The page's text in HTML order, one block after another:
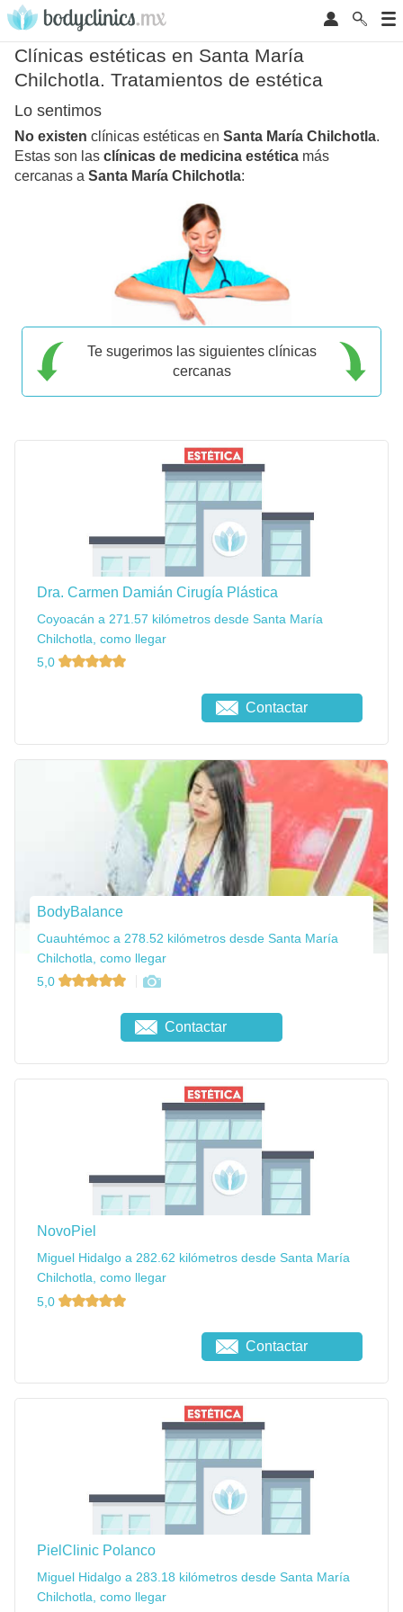
Clínicas estéticas en Santa María
Chilchotla. Tratamientos de estética
Lo sentimos
No existen clínicas estéticas en Santa María Chilchotla.
Estas son las clínicas de medicina estética más
cercanas a Santa María Chilchotla:
Te sugerimos las siguientes clínicas
cercanas
Dra. Carmen Damián Cirugía Plástica
Coyoacán a 271.57 kilómetros desde Santa María
Chilchotla, como llegar
5,0
Contactar
BodyBalance
Cuauhtémoc a 278.52 kilómetros desde Santa María
Chilchotla, como llegar
5,0
Contactar
NovoPiel
Miguel Hidalgo a 282.62 kilómetros desde Santa María
Chilchotla, como llegar
5,0
Contactar
PielClinic Polanco
Miguel Hidalgo a 283.18 kilómetros desde Santa María
Chilchotla, como llegar